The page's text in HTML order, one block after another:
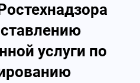
услуги по